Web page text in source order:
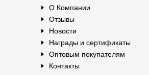
О Компании
Отзывы
Новости
Награды и сертификаты
Оптовым покупателям
Контакты